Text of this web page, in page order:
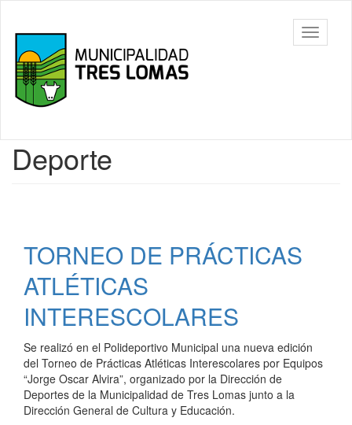
contenido
principal
Tres
Lomas
barra
Contenido
Deporte
TORNEO DE PRÁCTICAS
ATLÉTICAS
INTERESCOLARES
Se realizó en el Polideportivo Municipal una nueva edición
del Torneo de Prácticas Atléticas Interescolares por Equipos
“Jorge Oscar Alvira”, organizado por la Dirección de
Deportes de la Municipalidad de Tres Lomas junto a la
Dirección General de Cultura y Educación.